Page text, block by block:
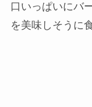
口いっぱいにバ
を美味しそうに